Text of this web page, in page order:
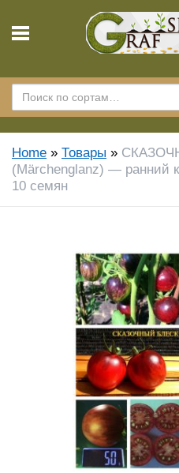
Home » Товары »
(Märchenglanz) — ранний
10 семян